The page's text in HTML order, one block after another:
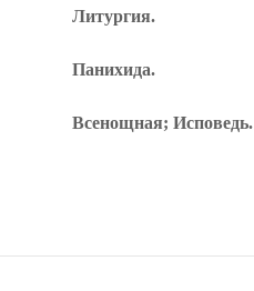
Литургия.
Панихида.
Всенощная; Исповедь.